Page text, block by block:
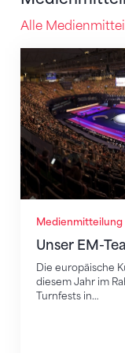
Alle
Medienmitteilung
Unser EM-
Die europäische
diesem Jahr im
Turnfests in…
Unser EM-Team